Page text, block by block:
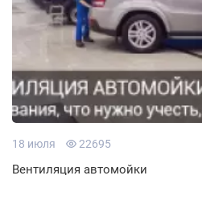
18 июля 22695
Вентиляция автомойки